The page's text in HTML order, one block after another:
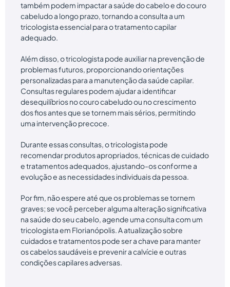
também podem impactar a saúde do cabelo e do couro
cabeludo a longo prazo, tornando a consulta a um
tricologista essencial para o tratamento capilar
adequado.
Além disso, o tricologista pode auxiliar na prevenção de
problemas futuros, proporcionando orientações
personalizadas para a manutenção da saúde capilar.
Consultas regulares podem ajudar a identificar
desequilíbrios no couro cabeludo ou no crescimento
dos fios antes que se tornem mais sérios, permitindo
uma intervenção precoce.
Durante essas consultas, o tricologista pode
recomendar produtos apropriados, técnicas de cuidado
e tratamentos adequados, ajustando-os conforme a
evolução e as necessidades individuais da pessoa.
Por fim, não espere até que os problemas se tornem
graves; se você perceber alguma alteração significativa
na saúde do seu cabelo, agende uma consulta com um
tricologista em Florianópolis. A atualização sobre
cuidados e tratamentos pode ser a chave para manter
os cabelos saudáveis e prevenir a calvície e outras
condições capilares adversas.